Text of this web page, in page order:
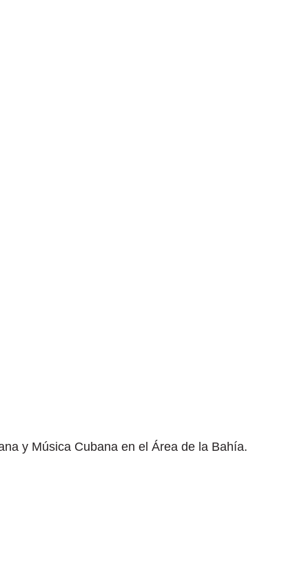
y Música Cubana en el Área de la Bahía.